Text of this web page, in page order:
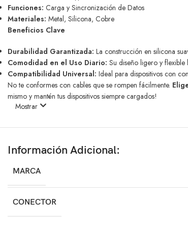
Funciones: Carga y Sincronización de Datos
Materiales: Metal, Silicona, Cobre
Beneficios Clave
Durabilidad Garantizada: La construcción en silicona
Comodidad en el Uso Diario: Su diseño ligero y
Compatibilidad Universal: Ideal para dispositivos con
No te conformes con cables que se rompen fácilmente.
mismo y mantén tus dispositivos siempre cargados!
Mostrar
Información Adicional:
MARCA
CONECTOR